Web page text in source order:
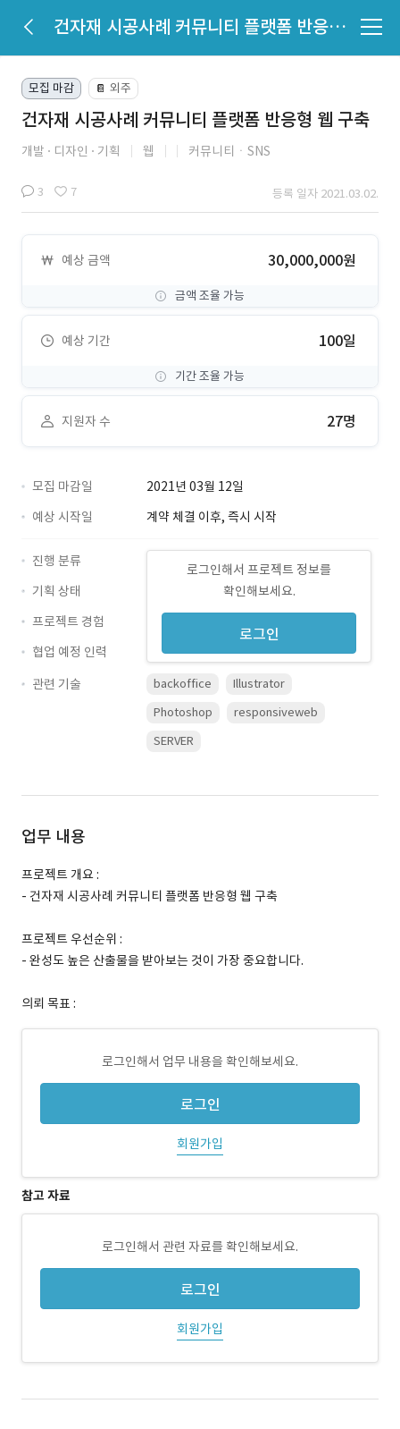
건자재 시공사례 커뮤니티 플랫폼 반응형 웹 구축
모집 마감 📔 외주
건자재 시공사례 커뮤니티 플랫폼 반응형 웹 구축
개발 디자인 기획 웹 커뮤니티ㆍSNS
3 7 등록 일자 2021.03.02.
예상 금액 30,000,000원
금액 조율 가능
예상 기간 100일
기간 조율 가능
지원자 수 27명
모집 마감일
2021년 03월 12일
예상 시작일
계약 체결 이후, 즉시 시작
로그인해서 프로젝트 정보를
확인해보세요.
로그인
진행 분류
기획 상태
프로젝트 경험
협업 예정 인력
관련 기술
backoffice
Illustrator
Photoshop
responsiveweb
SERVER
업무 내용
프로젝트 개요 :
- 건자재 시공사례 커뮤니티 플랫폼 반응형 웹 구축
프로젝트 우선순위 :
- 완성도 높은 산출물을 받아보는 것이 가장 중요합니다.
의뢰 목표 :
로그인해서 업무 내용을 확인해보세요.
로그인
회원가입
참고 자료
로그인해서 관련 자료를 확인해보세요.
로그인
회원가입